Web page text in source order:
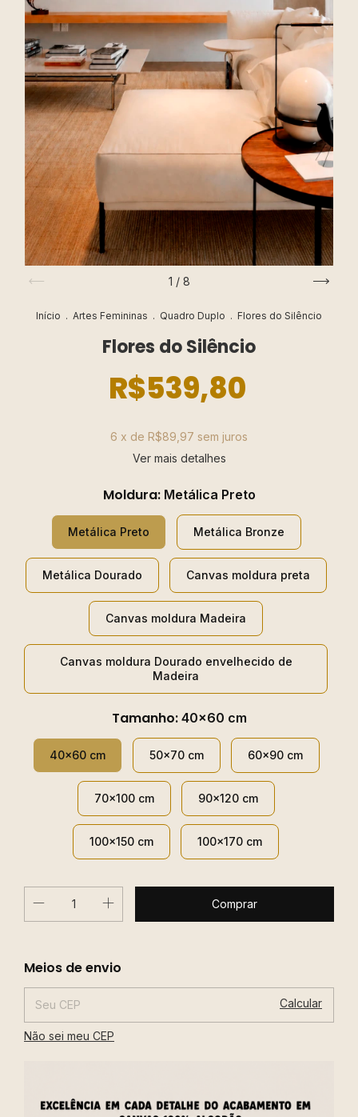
1 / 8
Início . Artes Femininas . Quadro Duplo . Flores do Silêncio
Flores do Silêncio
R$539,80
6 x de R$89,97 sem juros
Ver mais detalhes
Moldura: Metálica Preto
Metálica Preto Metálica Bronze
Metálica Dourado Canvas moldura preta
Canvas moldura Madeira
Canvas moldura Dourado envelhecido de
Madeira
Tamanho: 40x60 cm
40x60 cm 50x70 cm 60x90 cm
70x100 cm 90x120 cm
100x150 cm 100x170 cm
Entregas para o CEP:
Meios de envio
Calcular
Não sei meu CEP